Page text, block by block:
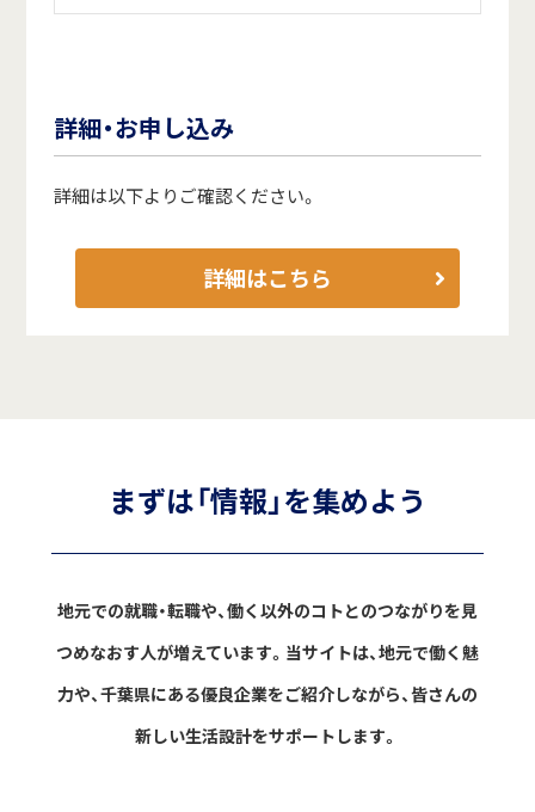
詳細・お申し込み
詳細は以下よりご確認ください。
詳細はこちら
まずは「情報」を集めよう
地元での就職・転職や、働く以外のコトとのつながりを見
つめなおす人が増えています。 当サイトは、地元で働く魅
力や、千葉県にある優良企業をご紹介しながら、皆さんの
新しい生活設計をサポートします。